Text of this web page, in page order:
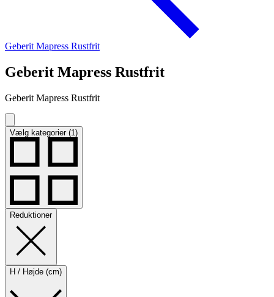
Geberit Mapress Rustfrit
Geberit Mapress Rustfrit
Geberit Mapress Rustfrit
Vælg kategorier (1)
Reduktioner
H / Højde (cm)